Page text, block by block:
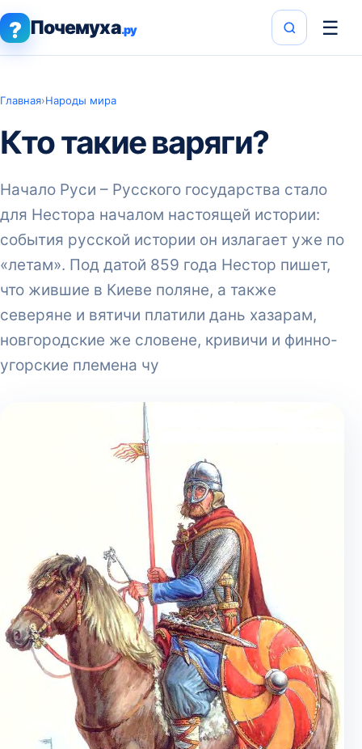
? Почемуха.ру ☰
Главная›Народы мира
Кто такие варяги?
Начало Руси – Русского государства стало
для Нестора началом настоящей истории:
события русской истории он излагает уже по
«летам». Под датой 859 года Нестор пишет,
что жившие в Киеве поляне, а также
северяне и вятичи платили дань хазарам,
новгородские же словене, кривичи и финно-
угорские племена чу